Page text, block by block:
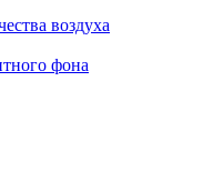
воздуха
фона